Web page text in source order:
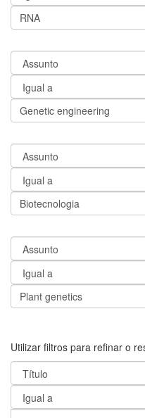
Utilizar filtros para refinar o